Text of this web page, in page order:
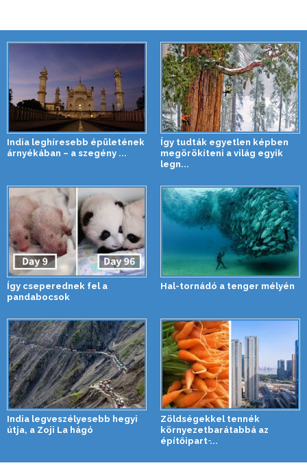
India leghíresebb épületének
árnyékában – a szegény ...
Így tudták egyetlen képben
megörökíteni a világ egyik
legn...
Így cseperednek fel a
pandabocsok
Hal-tornádó a tenger mélyén
India legveszélyesebb hegyi
útja, a Zoji La hágó
Zöldségekkel tennék
környezetbarátabbá az
építőipart ̵...